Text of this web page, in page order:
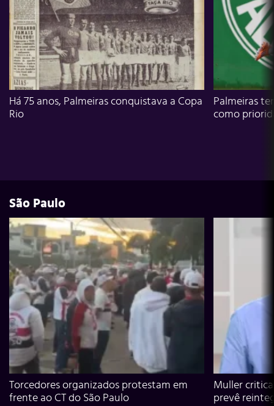
Há 75 anos, Palmeiras conquistava a Copa
Rio
Palmeiras
como
São Paulo
Torcedores organizados protestam em
frente ao CT do São Paulo
Muller
prevê